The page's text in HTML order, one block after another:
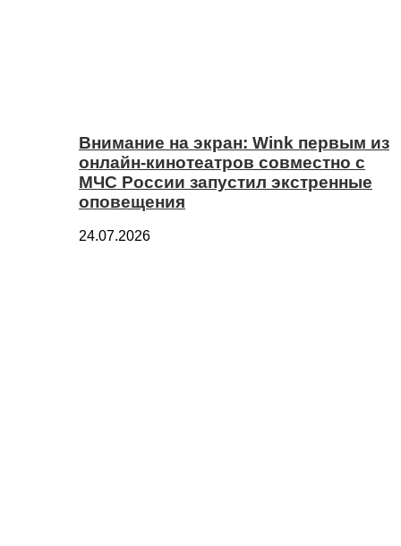
Внимание на экран: Wink первым из
онлайн-кинотеатров совместно с
МЧС России запустил экстренные
оповещения
24.07.2026